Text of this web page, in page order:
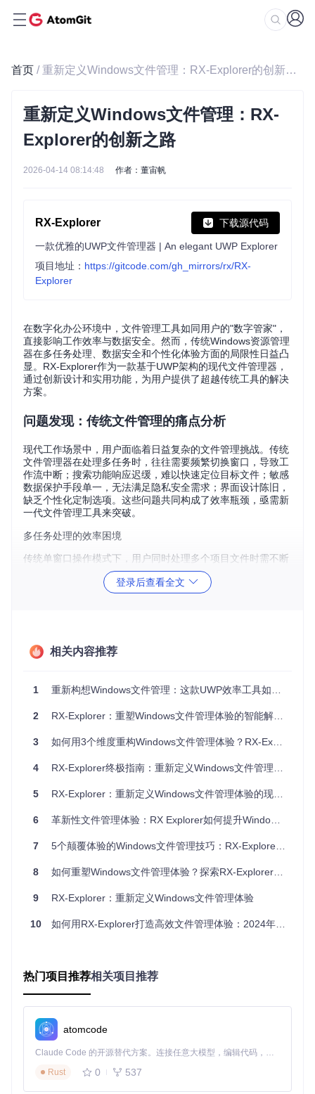
首页 / 重新定义Windows文件管理：RX-Explorer的创新之路
重新定义Windows文件管理：RX-
Explorer的创新之路
2026-04-14 08:14:48 作者：董宙帆
RX-Explorer 下载源代码
一款优雅的UWP文件管理器 | An elegant UWP Explorer
项目地址： https://gitcode.com/gh_mirrors/rx/RX-
Explorer
在数字化办公环境中，文件管理工具如同用户的"数字管家"，
直接影响工作效率与数据安全。然而，传统Windows资源管理
器在多任务处理、数据安全和个性化体验方面的局限性日益凸
显。RX-Explorer作为一款基于UWP架构的现代文件管理器，
通过创新设计和实用功能，为用户提供了超越传统工具的解决
方案。
问题发现：传统文件管理的痛点分析
现代工作场景中，用户面临着日益复杂的文件管理挑战。传统
文件管理器在处理多任务时，往往需要频繁切换窗口，导致工
作流中断；搜索功能响应迟缓，难以快速定位目标文件；敏感
数据保护手段单一，无法满足隐私安全需求；界面设计陈旧，
缺乏个性化定制选项。这些问题共同构成了效率瓶颈，亟需新
一代文件管理工具来突破。
多任务处理的效率困境
传统单窗口操作模式下，用户同时处理多个项目文件时需不断
切换窗口，上下文频繁中断。根据微软用户体验研究，窗口切
换平均消耗2-3秒，频繁切换会导致工作效率下降35%以上。
设计师王工的日常工作就是典型案例：他需要同时管理素材
管理器依赖系统级权限控制，缺乏针对个人文件的加密保护机
传统工具无法提供文件级加密保护，造成严重数据安全事件。
解决方案：RX-Explorer的创新功能架构
RX-Explorer基于UWP技术架构，构建了一套完整的现代文件
加密和个性化界面定制四大核心功能，全面解决传统文件管理
RX-Explorer引入浏览器式标签页设计，每个标签页对应独立
的文件系统视图，支持跨标签页文件拖拽操作。同时提供垂直
分割视图功能，可在单一窗口内对比查看两个不同目录内容，
图2：垂直分割视图允许用户在同一窗口中同时浏览两个目
录，简化文件对比和迁移操作
开发团队针对标签页功能进行了特别优化：
支持标签页固定和重命名，方便用户快速访问常用目录
实现标签页分组功能，可将相关项目文件组织在一起
登录后查看全文
相关内容推荐
1 重新构想Windows文件管理：这款UWP效率工具如何提升你的工作流
2 RX-Explorer：重塑Windows文件管理体验的智能解决方案
3 如何用3个维度重构Windows文件管理体验？RX-Explorer开源工具做到了
4 RX-Explorer终极指南：重新定义Windows文件管理体验
5 RX-Explorer：重新定义Windows文件管理体验的现代解决方案
6 革新性文件管理体验：RX Explorer如何提升Windows文件操作效率
7 5个颠覆体验的Windows文件管理技巧：RX-Explorer实战指南
8 如何重塑Windows文件管理体验？探索RX-Explorer的创新实践
9 RX-Explorer：重新定义Windows文件管理体验
10 如何用RX-Explorer打造高效文件管理体验：2024年最值得尝试的UWP文件管理器
热门项目推荐相关项目推荐
atomcode
Claude Code 的开源替代方案。连接任意大模型，编辑代码，运行命令，自动验证 — 全自动执行。用 Rust 构建，极致性能。 ｜ An open-source alternative to Claude Code. Connect any LLM, edit code, run commands, and verify changes — autonomously. Built in Rust for speed. Get Started
Rust
0 537